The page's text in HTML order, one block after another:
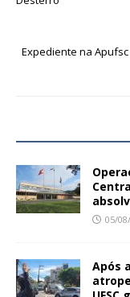
Expediente na
05/
Após